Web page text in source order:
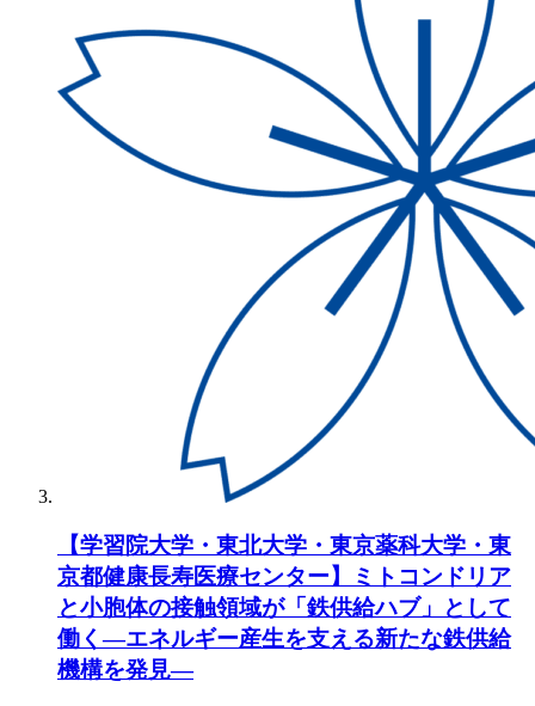
【学習院大学・東北大学・東京薬科大学・東
京都健康長寿医療センター】ミトコンドリア
と小胞体の接触領域が「鉄供給ハブ」として
働く―エネルギー産生を支える新たな鉄供給
機構を発見―